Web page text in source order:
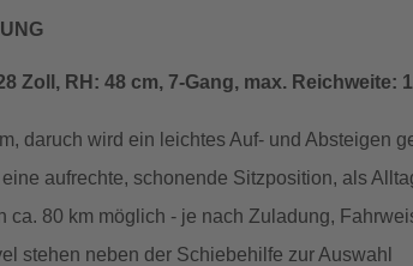
Zoll, RH: 48 cm, 7-Gang, max. Reichweite:
daruch wird ein leichtes Auf- und Absteigen
aufrechte, schonende Sitzposition, als
ca. 80 km möglich - je nach Zuladung,
stehen neben der Schiebehilfe zur Auswahl